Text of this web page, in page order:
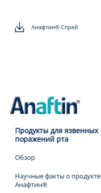
Анафтин® Спрей
Продукты для язвенных
поражений рта
Обзор
Научные факты о продукте
Анафтин®